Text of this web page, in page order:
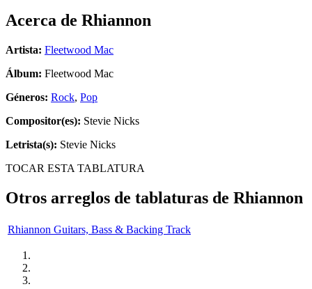
Acerca de Rhiannon
Artista: Fleetwood Mac
Álbum: Fleetwood Mac
Géneros: Rock, Pop
Compositor(es): Stevie Nicks
Letrista(s): Stevie Nicks
TOCAR ESTA TABLATURA
Otros arreglos de tablaturas de Rhiannon
Rhiannon Guitars, Bass & Backing Track